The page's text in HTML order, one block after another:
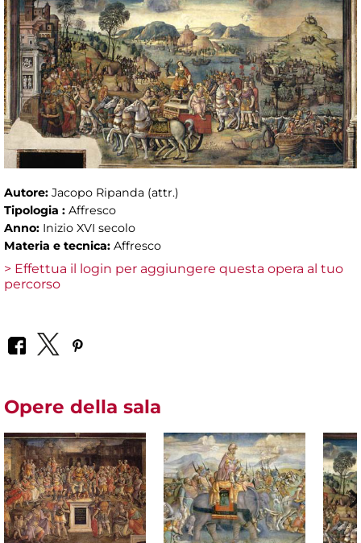
Autore: Jacopo Ripanda (attr.)
Tipologia : Affresco
Anno: Inizio XVI secolo
Materia e tecnica: Affresco
> Effettua il login per aggiungere questa opera al tuo
percorso
Opere della sala